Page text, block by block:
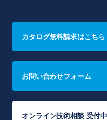
カタログ無料請求はこちら
お問い合わせフォーム
オンライン技術相談 受付中